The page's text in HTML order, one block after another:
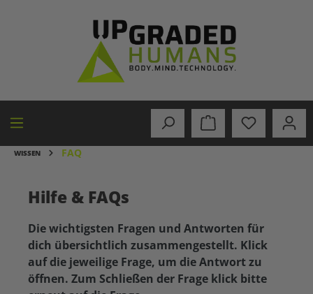
WISSEN FAQ
Hilfe & FAQs
Die wichtigsten Fragen und Antworten für
dich übersichtlich zusammengestellt. Klick
auf die jeweilige Frage, um die Antwort zu
öffnen. Zum Schließen der Frage klick bitte